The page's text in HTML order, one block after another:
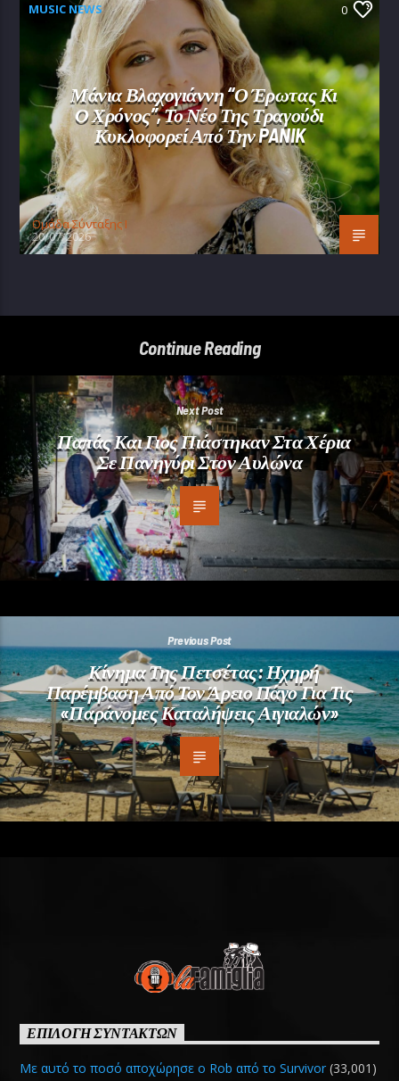
MUSIC NEWS 0
Μάνια Βλαχογιάννη “Ο Έρωτας Κι
Ο Χρόνος”, Το Νέο Της Τραγούδι
Κυκλοφορεί Από Την PANIK
Oμάδα Σύνταξης Ι
20/07/2026
Continue Reading
Next Post
Παπάς Και Γιος Πιάστηκαν Στα Χέρια
Σε Πανηγύρι Στον Αυλώνα
Previous Post
Κίνημα Της Πετσέτας: Ηχηρή
Παρέμβαση Από Τον Άρειο Πάγο Για Τις
«παράνομες Καταλήψεις Αιγιαλών»
ΕΠΙΛΟΓΗ ΣΥΝΤΑΚΤΩΝ
Με αυτό το ποσό αποχώρησε ο Rob από το Survivor (33,001)